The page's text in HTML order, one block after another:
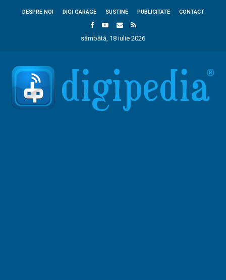
DESPRE NOI DIGI GARAGE SUSTINE PUBLICITATE CONTACT
sâmbătă, 18 iulie 2026